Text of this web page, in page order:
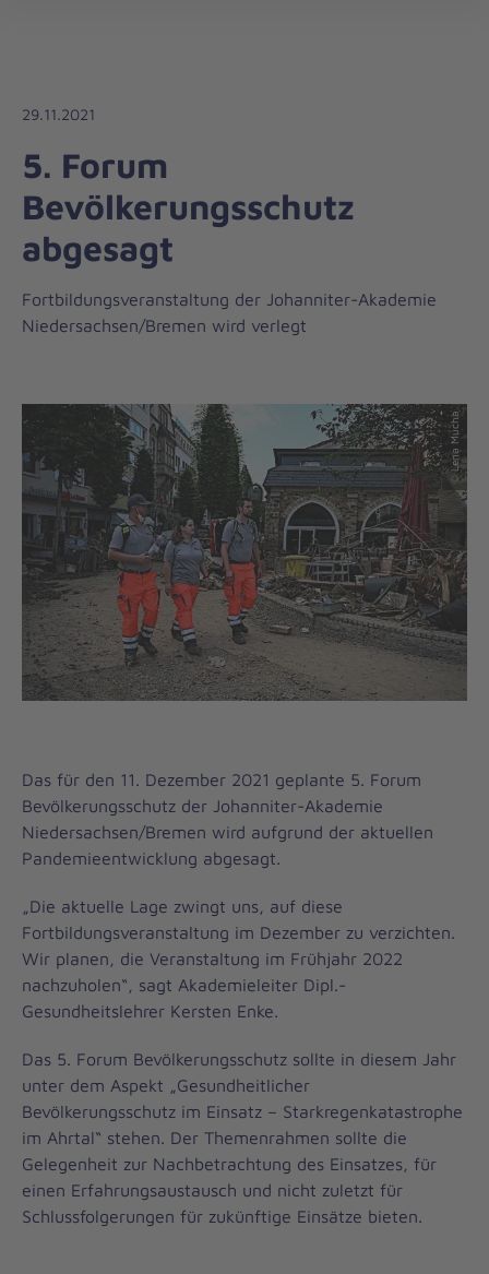
29.11.2021
5. Forum
Bevölkerungsschutz
abgesagt
Fortbildungsveranstaltung der Johanniter-Akademie
Niedersachsen/Bremen wird verlegt
© Lena Mucha
Das für den 11. Dezember 2021 geplante 5. Forum
Bevölkerungsschutz der Johanniter-Akademie
Niedersachsen/Bremen wird aufgrund der aktuellen
Pandemieentwicklung abgesagt.
„Die aktuelle Lage zwingt uns, auf diese
Fortbildungsveranstaltung im Dezember zu verzichten.
Wir planen, die Veranstaltung im Frühjahr 2022
nachzuholen“, sagt Akademieleiter Dipl.-
Gesundheitslehrer Kersten Enke.
Das 5. Forum Bevölkerungsschutz sollte in diesem Jahr
unter dem Aspekt „Gesundheitlicher
Bevölkerungsschutz im Einsatz – Starkregenkatastrophe
im Ahrtal“ stehen. Der Themenrahmen sollte die
Gelegenheit zur Nachbetrachtung des Einsatzes, für
einen Erfahrungsaustausch und nicht zuletzt für
Schlussfolgerungen für zukünftige Einsätze bieten.